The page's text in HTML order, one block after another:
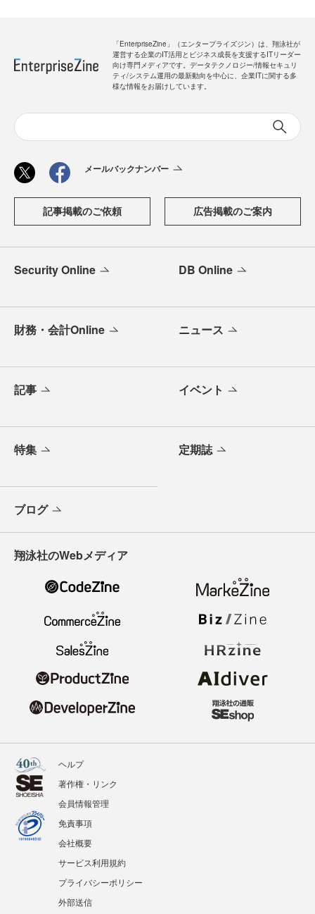
「EnterpriseZine」（エンタープライズジン）は、翔泳社が
運営する企業のIT活用とビジネス成長を支援するITリーダー
向け専門メディアです。データテクノロジー/情報セキュリ
ティ/システム運用の最新動向を中心に、企業ITに関する多
様な情報をお届けしています。
メールバックナンバー
記事掲載のご依頼 広告掲載のご案内
Security Online DB Online
財務・会計Online ニュース
記事 イベント
特集 定期誌
ブログ
翔泳社のWebメディア
ヘルプ
著作権・リンク
会員情報管理
免責事項
会社概要
サービス利用規約
プライバシーポリシー
外部送信